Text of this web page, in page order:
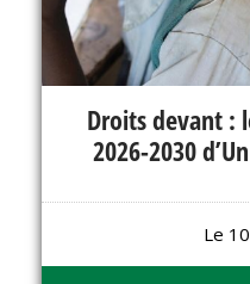
Droits devant :
2026-2030
Le